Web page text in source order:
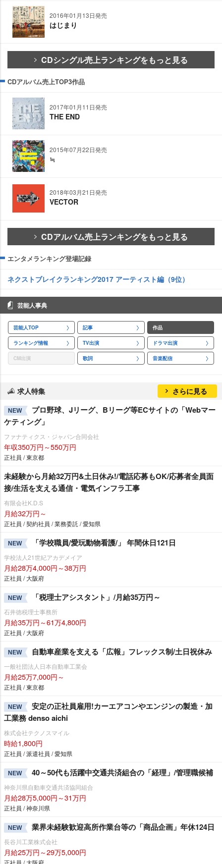
2016年01月13日発売
はじまり
CDシングル売上ランキングをもっと見る
CDアルバム売上TOP3作品
2017年01月11日発売
THE END
2015年07月22日発売
≒
2018年03月21日発売
VECTOR
CDアルバム売上ランキングをもっと見る
エンタメランキング登場記録
ネクストブレイクランキング2017 アーティスト編（9位）
芸能人事典
芸能人TOP 記事 作品
ランキング情報 TV出演 ドラマ出演
CM出演 歌詞 音楽配信
求人特集 さらに見る
NEW
プロ野球、Jリーグ、Bリーグ等ECサイトの「Webマー
ケティング」
ファナティクス・ジャパン合同会社
年収350万円～550万円
正社員 / 東京都
未経験から月給32万円&土日休み!/電話応募もOK/応募者全員面
接/生活を支える通信・電気インフラ工事
有限会社K.D.S
月給32万円～
正社員 / 契約社員 / 業務委託 / 愛知県
NEW 「学校職員/愛玩動物看護/」 年間休日121日
学校法人21世紀アカデメイア
月給28万4,000円～38万円
正社員 / 大阪府
NEW 「税理士アシスタント」/月給35万円～
石井徳税理士事務所
月給35万円～61万4,800円
正社員 / 大阪府
NEW 自動車産業を支える「広報」フレックス制/土日祝休み
一般社団法人日本自動車工業会
月給25万7,000円～
正社員 / 東京都
NEW
安定の正社員雇用!カーエアコンやエンジンの製造・加
工業務 denso aichi
株式会社テクノスマイル
時給1,800円
正社員 / 派遣社員 / 愛知県
NEW 40～50代も活躍中交通共済組合の「経理」/管理職候補
神奈川県自動車交通共済協同組合
月給28万5,000円～31万円
正社員 / 神奈川県
NEW 業界未経験歓迎高所作業台等の「商品企画」年休124日
長谷川工業株式会社
月給25万円～29万5,000円
正社員 / 大阪府